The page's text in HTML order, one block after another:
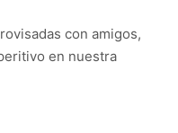
con amigos,
en nuestra